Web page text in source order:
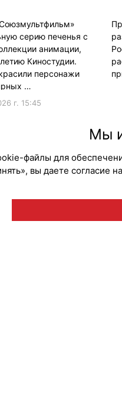
серию печенья с
анимации,
Киностудии.
персонажи
…
г. 15:45
© "Вестник
Мы
файлы для
вы даете согласие